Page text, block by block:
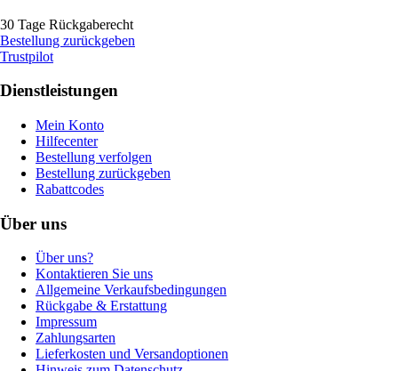
30 Tage Rückgaberecht
Bestellung zurückgeben
Trustpilot
Dienstleistungen
Mein Konto
Hilfecenter
Bestellung verfolgen
Bestellung zurückgeben
Rabattcodes
Über uns
Über uns?
Kontaktieren Sie uns
Allgemeine Verkaufsbedingungen
Rückgabe & Erstattung
Impressum
Zahlungsarten
Lieferkosten und Versandoptionen